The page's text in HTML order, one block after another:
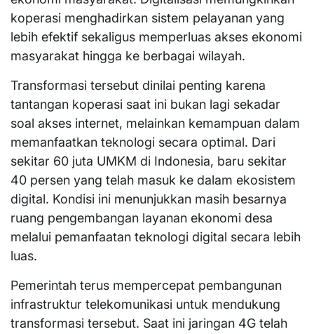
koperasi menghadirkan sistem pelayanan yang
lebih efektif sekaligus memperluas akses ekonomi
masyarakat hingga ke berbagai wilayah.
Transformasi tersebut dinilai penting karena
tantangan koperasi saat ini bukan lagi sekadar
soal akses internet, melainkan kemampuan dalam
memanfaatkan teknologi secara optimal. Dari
sekitar 60 juta UMKM di Indonesia, baru sekitar
40 persen yang telah masuk ke dalam ekosistem
digital. Kondisi ini menunjukkan masih besarnya
ruang pengembangan layanan ekonomi desa
melalui pemanfaatan teknologi digital secara lebih
luas.
Pemerintah terus mempercepat pembangunan
infrastruktur telekomunikasi untuk mendukung
transformasi tersebut. Saat ini jaringan 4G telah